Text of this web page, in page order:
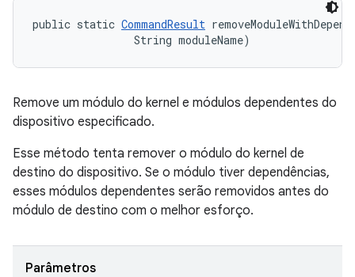
public static CommandResult
                String moduleName)
Remove um módulo do kernel e módulos dependentes do
dispositivo especificado.
Esse método tenta remover o módulo do kernel de
destino do dispositivo. Se o módulo tiver dependências,
esses módulos dependentes serão removidos antes do
módulo de destino com o melhor esforço.
Parâmetros